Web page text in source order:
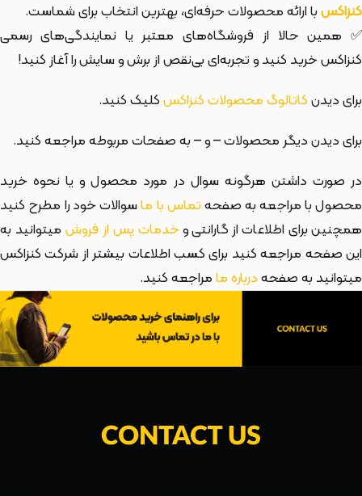
کنزاکسبا ارائه محصولات حرفه‌ای، بهترین انتخاب برای شماست.
✅ همین حالا از فروشگاه‌های معتبر یا نمایندگی‌های رسمی
کنزاکس خرید کنید و تجربه‌ای بی‌نقص از برش و سایش را آغاز کنید!
برای دیدنکاتالوگ محصولات کنزاکسکلیک کنید.
برای دیدن دیگر محصولات– و– به صفحات مربوطه مراجعه کنید.
در صورت داشتن هرگونه سوال در مورد محصول و یا نحوه خرید
محصول با مراجعه به صفحهتماس با ماسوالات خود را مطرح کنید
همچنین برای اطلاعات از گارانتی وخدمات پس از فروش میتوانید به
این صفحه مراجعه کنید برای کسب اطلاعات بیشتر از شرکت کنزاکس
میتوانید به صفحهدرباره مامراجعه کنید.